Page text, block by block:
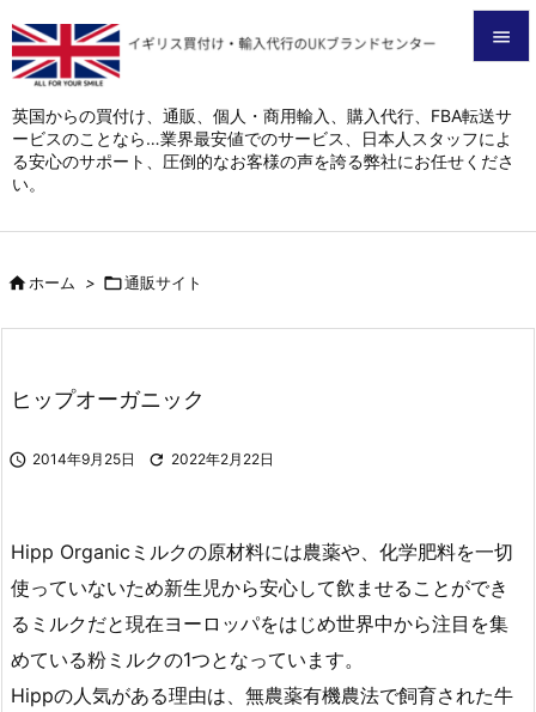
英国からの買付け、通販、個人・商用輸入、購入代行、FBA転送サ
ービスのことなら…業界最安値でのサービス、日本人スタッフによ
る安心のサポート、圧倒的なお客様の声を誇る弊社にお任せくださ
い。

メニュ

サイド
前へ

ホーム > 通販サイト
ヒップオーガニック
 2014年9月25日  2022年2月22日
Hipp Organicミルクの原材料には農薬や、化学肥料を一切
使っていないため新生児から安心して飲ませることができ
るミルクだと現在ヨーロッパをはじめ世界中から注目を集
めている粉ミルクの1つとなっています。
Hippの人気がある理由は、無農薬有機農法で飼育された牛